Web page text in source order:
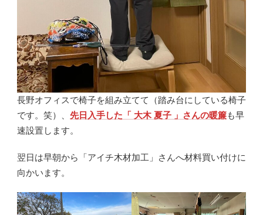
長野オフィスで椅子を組み立てて（踏み台にしている椅子
です。笑）、 先日入手した「 大木 夏子 」さんの暖簾も早
速設置します。
翌日は早朝から「アイチ木材加工」さんへ材料買い付けに
向かいます。